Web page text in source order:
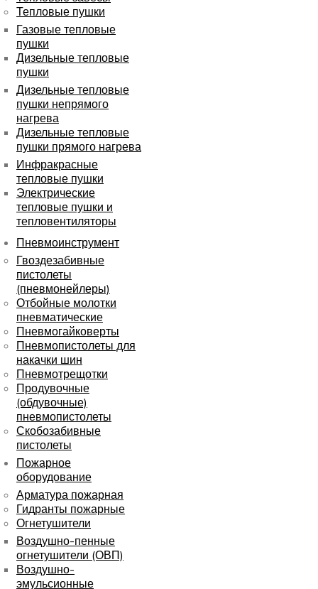
Тепловые пушки
Газовые тепловые
пушки
Дизельные тепловые
пушки
Дизельные тепловые
пушки непрямого
нагрева
Дизельные тепловые
пушки прямого нагрева
Инфракрасные
тепловые пушки
Электрические
тепловые пушки и
тепловентиляторы
Пневмоинструмент
Гвоздезабивные
пистолеты
(пневмонейлеры)
Отбойные молотки
пневматические
Пневмогайковерты
Пневмопистолеты для
накачки шин
Пневмотрещотки
Продувочные
(обдувочные)
пневмопистолеты
Скобозабивные
пистолеты
Пожарное
оборудование
Арматура пожарная
Гидранты пожарные
Огнетушители
Воздушно-пенные
огнетушители (ОВП)
Воздушно-
эмульсионные